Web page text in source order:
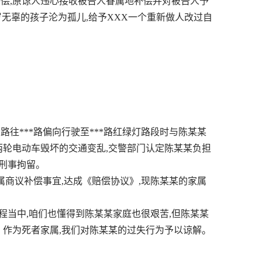
辜的孩子沦为孤儿,给予XXX一个重新做人改过自
***路偏向行驶至***路红绿灯路段时与陈某某
电动车毁坏的交通变乱,交警部门认定陈某某负担
事拘留。
议补偿事宜,达成《赔偿协议》,现陈某某的家属
中,咱们也懂得到陈某某家庭也很艰苦,但陈某某
为死者家属,我们对陈某某的过失行为予以谅解。